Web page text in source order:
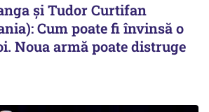
și Tudor Curtifan
Cum poate fi învinsă o
Noua armă poate distruge